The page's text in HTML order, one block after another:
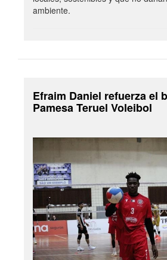
ambiente.
Efraim Daniel refuerza el
Pamesa Teruel Voleibol